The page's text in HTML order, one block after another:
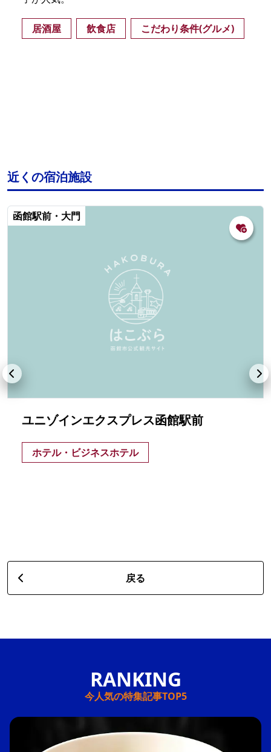
居酒屋 飲食店 こだわり条件(グルメ)
近くの宿泊施設
函館駅前・大門
ユニゾインエクスプレス函館駅前
ホテル・ビジネスホテル
戻る
今人気の特集記事TOP5